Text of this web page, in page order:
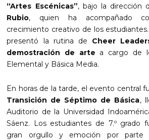
“Artes Escénicas”, bajo la dirección
Rubio, quien ha acompañado
crecimiento creativo de los
presentó la rutina de Cheer
demostración de arte a cargo de
Elemental y Básica Media.
En horas de la tarde, el evento central
Transición de Séptimo de Básica,
Auditorio de la Universidad
Sáenz. Los estudiantes de 7.º grado
gran orgullo y emoción por parte